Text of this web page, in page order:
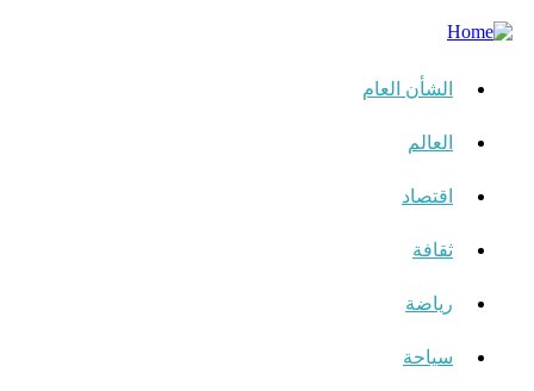
الشأن العام
العالم
اقتصاد
ثقافة
رياضة
سياحة